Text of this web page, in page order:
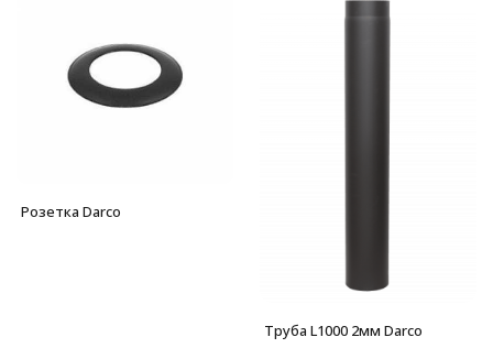
Розетка Darco
Труба L1000 2мм Darco